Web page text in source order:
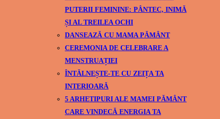
PUTERII FEMININE: PÂNTEC, INIMĂ
ȘI AL TREILEA OCHI
DANSEAZĂ CU MAMA PĂMÂNT
CEREMONIA DE CELEBRARE A
MENSTRUAȚIEI
ÎNTĂLNEȘTE-TE CU ZEIȚA TA
INTERIOARĂ
5 ARHETIPURI ALE MAMEI PĂMÂNT
CARE VINDECĂ ENERGIA TA